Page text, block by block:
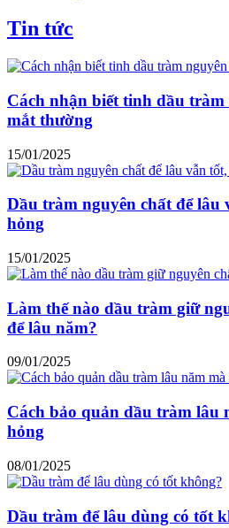
Tin tức
Cách nhận biết tinh dầu tràm
mắt thường
15/01/2025
Dầu tràm nguyên chất để lâu
hỏng
15/01/2025
Làm thế nào dầu tràm giữ
để lâu năm?
09/01/2025
Cách bảo quản dầu tràm lâu
hỏng
08/01/2025
Dầu tràm để lâu dùng có tốt